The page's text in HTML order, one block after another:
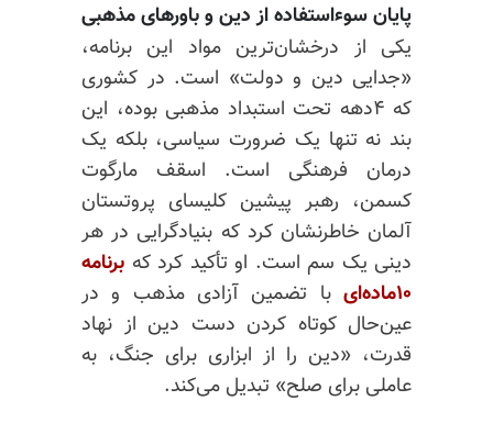
پایان سوءاستفاده از دین و باورهای مذهبی
یکی از درخشان‌ترین مواد این برنامه،
«جدایی دین و دولت» است. در کشوری
که ۴دهه تحت استبداد مذهبی بوده، این
بند نه تنها یک ضرورت سیاسی، بلکه یک
درمان فرهنگی است. اسقف مارگوت
کسمن، رهبر پیشین کلیسای پروتستان
آلمان خاطرنشان کرد که بنیادگرایی در هر
دینی یک سم است. او تأکید کرد که برنامه
۱۰ماده‌ای
با تضمین آزادی مذهب و در
عین‌حال کوتاه کردن دست دین از نهاد
قدرت، «دین را از ابزاری برای جنگ، به
عاملی برای صلح» تبدیل می‌کند.